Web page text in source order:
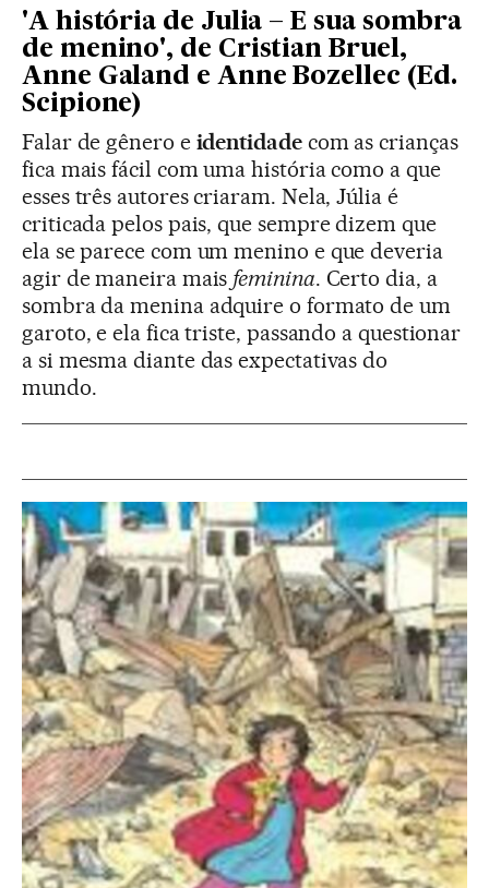
'A história de Julia – E sua sombra
de menino', de Cristian Bruel,
Anne Galand e Anne Bozellec (Ed.
Scipione)
Falar de gênero e identidadecom as crianças
fica mais fácil com uma história como a que
esses três autores criaram. Nela, Júlia é
criticada pelos pais, que sempre dizem que
ela se parece com um menino e que deveria
agir de maneira mais feminina. Certo dia, a
sombra da menina adquire o formato de um
garoto, e ela fica triste, passando a questionar
a si mesma diante das expectativas do
mundo.